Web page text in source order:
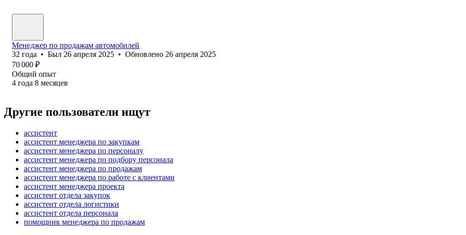
Менеджер по продажам автомобилей
32 года • Был 26 апреля 2025 • Обновлено 26 апреля 2025
70 000 ₽
Общий опыт
4 года 8 месяцев
Другие пользователи ищут
ассистент
ассистент менеджера по закупкам
ассистент менеджера по персоналу
ассистент менеджера по подбору персонала
ассистент менеджера по продажам
ассистент менеджера по работе с клиентами
ассистент менеджера проекта
ассистент отдела закупок
ассистент отдела логистики
ассистент отдела персонала
помощник менеджера по продажам